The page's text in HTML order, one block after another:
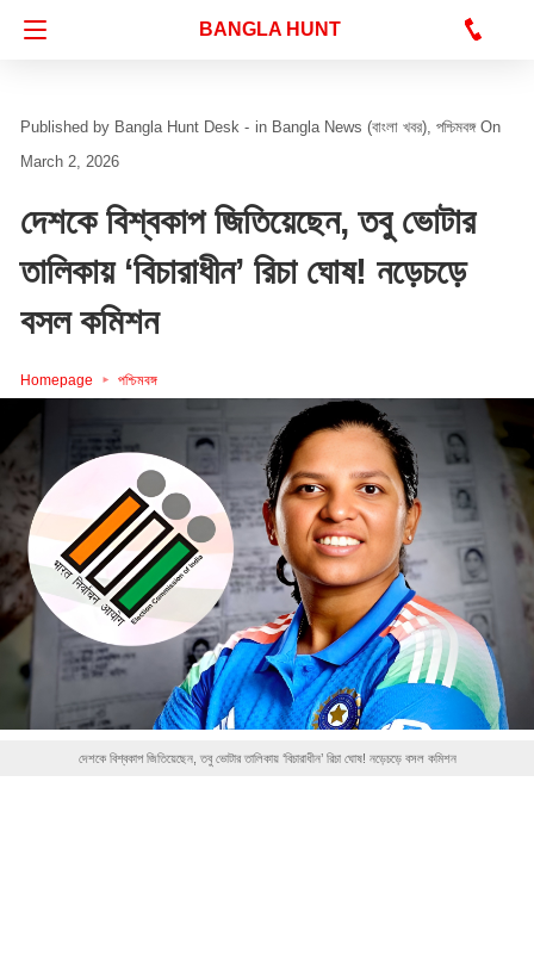
BANGLA HUNT
Bangla Hunt Desk - in Bangla News (বাংলা খবর) পশ্চিমবঙ্গ On
March 2, 2026
দেশকে বিশ্বকাপ জিতিয়েছেন, তবু ভোটার
তালিকায় ‘বিচারাধীন’ রিচা ঘোষ! নড়েচড়ে
বসল কমিশন
Homepage পশ্চিমবঙ্গ
দেশকে বিশ্বকাপ জিতিয়েছেন, তবু ভোটার তালিকায় ‘বিচারাধীন’ রিচা ঘোষ! নড়েচড়ে বসল কমিশন